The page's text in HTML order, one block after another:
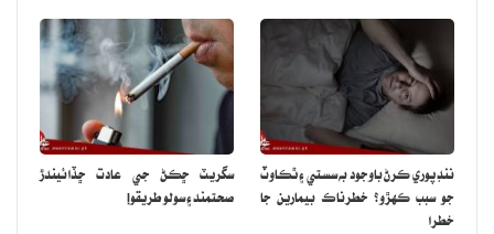
ننڊ پوري ڪرڻ باوجود به سستي ۽ ٿڪاوٽ
جو سبب ڪهڙو؟ خطرناڪ بيمارين جا
خطرا
سگريٽ ڇڪڻ جي عادت ڇڏائيندڙ
صحتمند ۽ سولو طريقو!